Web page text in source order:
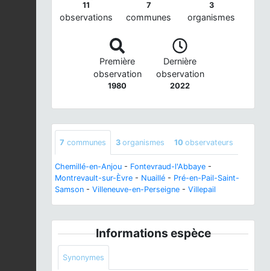
11
observations
7
communes
3
organismes
Première
observation
1980
Dernière
observation
2022
7 communes 3 organismes 10 observateurs
Chemillé-en-Anjou - Fontevraud-l'Abbaye -
Montrevault-sur-Èvre - Nuaillé - Pré-en-Pail-Saint-
Samson - Villeneuve-en-Perseigne - Villepail
Informations espèce
Synonymes